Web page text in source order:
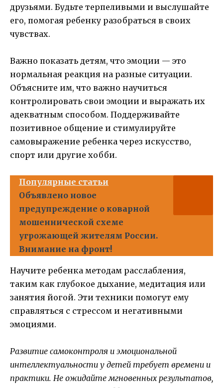
друзьями. Будьте терпеливыми и выслушайте
его, помогая ребенку разобраться в своих
чувствах.
Важно показать детям, что эмоции — это
нормальная реакция на разные ситуации.
Объясните им, что важно научиться
контролировать свои эмоции и выражать их
адекватным способом. Поддерживайте
позитивное общение и стимулируйте
самовыражение ребенка через искусство,
спорт или другие хобби.
Популярные статьи
Объявлено новое
предупреждение о коварной
мошеннической схеме
угрожающей жителям России.
Внимание на фронт!
Научите ребенка методам расслабления,
таким как глубокое дыхание, медитация или
занятия йогой. Эти техники помогут ему
справляться с стрессом и негативными
эмоциями.
Развитие самоконтроля и эмоциональной
интеллектуальности у детей требует времени и
практики. Не ожидайте мгновенных результатов,